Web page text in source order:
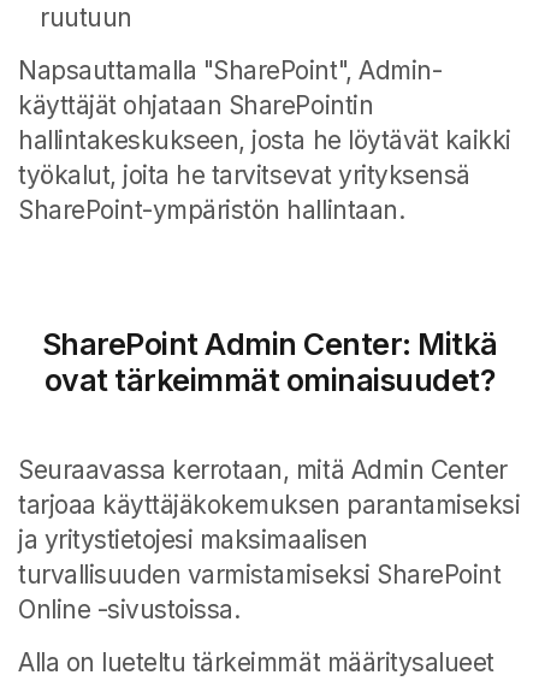
ruutuun
Napsauttamalla "SharePoint", Admin-
käyttäjät ohjataan SharePointin
hallintakeskukseen, josta he löytävät kaikki
työkalut, joita he tarvitsevat yrityksensä
SharePoint-ympäristön hallintaan.
SharePoint Admin Center: Mitkä
ovat tärkeimmät ominaisuudet?
Seuraavassa kerrotaan, mitä Admin Center
tarjoaa käyttäjäkokemuksen parantamiseksi
ja yritystietojesi maksimaalisen
turvallisuuden varmistamiseksi SharePoint
Online -sivustoissa.
Alla on lueteltu tärkeimmät määritysalueet